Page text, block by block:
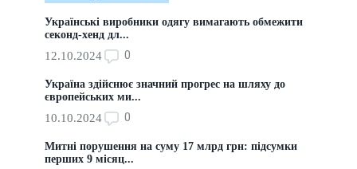
Українські виробники одягу вимагають обмежити
секонд-хенд дл...
12.10.2024 0
Україна здійснює значний прогрес на шляху до
європейських ми...
10.10.2024 0
Митні порушення на суму 17 млрд грн: підсумки
перших 9 місяц...